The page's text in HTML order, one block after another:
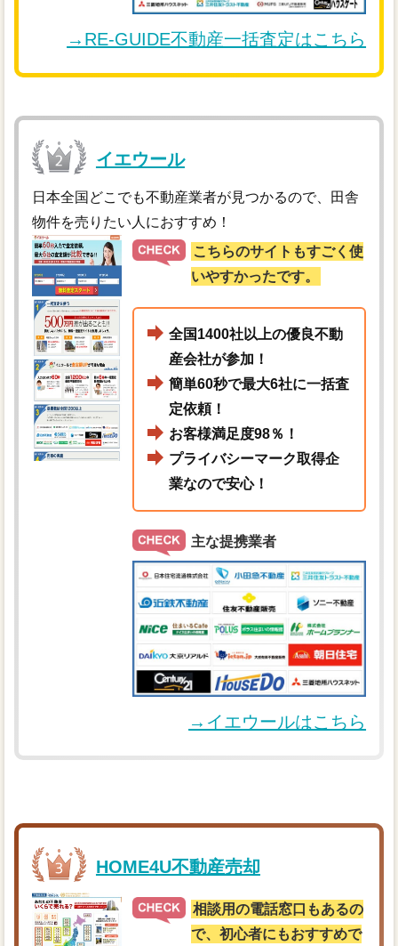
→RE-GUIDE不動産一括査定はこちら
イエウール
日本全国どこでも不動産業者が見つかるので、田舎
物件を売りたい人におすすめ！
こちらのサイトもすごく使
いやすかったです。
全国1400社以上の優良不動
産会社が参加！
簡単60秒で最大6社に一括査
定依頼！
お客様満足度98％！
プライバシーマーク取得企
業なので安心！
主な提携業者
→イエウールはこちら
HOME4U不動産売却
相談用の電話窓口もあるの
で、初心者にもおすすめで